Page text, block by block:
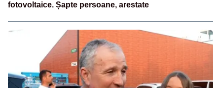
fotovoltaice. Șapte persoane, arestate